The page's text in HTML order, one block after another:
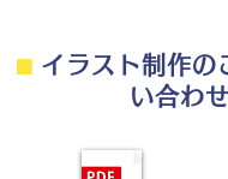
⬛︎イラスト制作の
い合わせ